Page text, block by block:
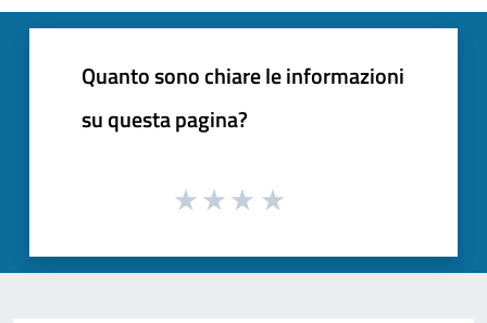
Quanto sono chiare le informazioni
su questa pagina?